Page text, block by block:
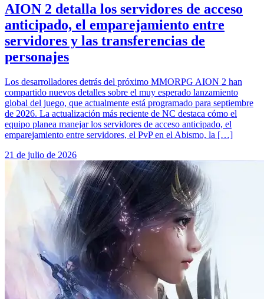
AION 2 detalla los servidores de acceso
anticipado, el emparejamiento entre
servidores y las transferencias de
personajes
Los desarrolladores detrás del próximo MMORPG AION 2 han
compartido nuevos detalles sobre el muy esperado lanzamiento
global del juego, que actualmente está programado para septiembre
de 2026. La actualización más reciente de NC destaca cómo el
equipo planea manejar los servidores de acceso anticipado, el
emparejamiento entre servidores, el PvP en el Abismo, la […]
21 de julio de 2026